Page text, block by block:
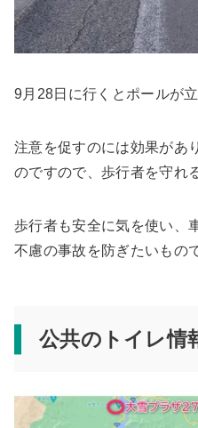
9月28日に行くとポールが立
注意を促すのには効果があ
のですので、歩行者を守れ
歩行者も安全に気を使い、
不慮の事故を防ぎたいもの
公共のトイレ情